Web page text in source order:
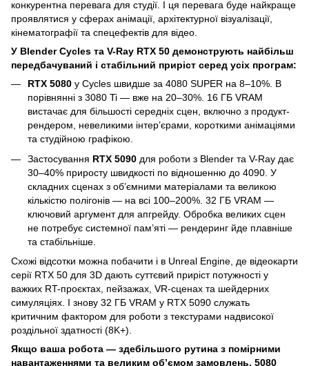
конкурентна перевага для студії. І ця перевага буде найкраще
проявлятися у сферах анімації, архітектурної візуалізації,
кінематографії та спецефектів для відео.
У Blender Cycles та V-Ray RTX 50 демонструють найбільш
передбачуваний і стабільний приріст серед усіх програм:
RTX 5080 у Cycles швидше за 4080 SUPER на 8–10%. В
порівнянні з 3080 Ti — вже на 20–30%. 16 ГБ VRAM
вистачає для більшості середніх сцен, включно з продукт-
рендером, невеликими інтер’єрами, короткими анімаціями
та студійною графікою.
Застосування RTX 5090 для роботи з Blender та V-Ray дає
30–40% приросту швидкості по відношенню до 4090. У
складних сценах з об’ємними матеріалами та великою
кількістю полігонів — на всі 100–200%. 32 ГБ VRAM —
ключовий аргумент для апгрейду. Обробка великих сцен
не потребує системної пам’яті — рендеринг йде плавніше
та стабільніше.
Схожі відсотки можна побачити і в Unreal Engine, де відеокарти
серії RTX 50 для 3D дають суттєвий приріст потужності у
важких RT-проєктах, пейзажах, VR-сценах та шейдерних
симуляціях. І знову 32 ГБ VRAM у RTX 5090 служать
критичним фактором для роботи з текстурами надвисокої
роздільної здатності (8K+).
Якщо ваша робота — здебільшого рутина з помірними
навантаженнями та великим об’ємом замовлень, 5080